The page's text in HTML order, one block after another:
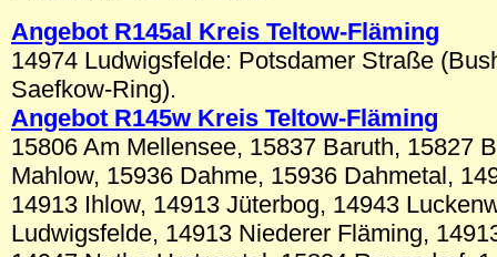
Angebot R145al Kreis Teltow-Fläming
14974 Ludwigsfelde: Potsdamer Straße
Saefkow-Ring).
Angebot R145w Kreis Teltow-Fläming
15806 Am Mellensee, 15837 Baruth, 15827
Mahlow, 15936 Dahme, 15936 Dahmetal,
14913 Ihlow, 14913 Jüterbog, 14943
Ludwigsfelde, 14913 Niederer Fläming,